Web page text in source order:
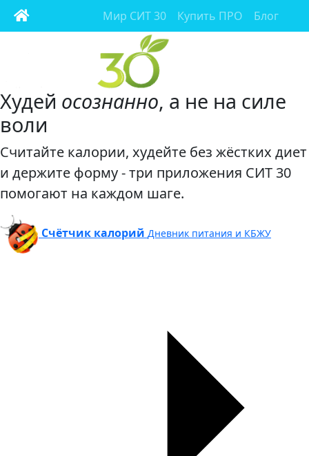
Мир СИТ 30 Купить ПРО Блог
Худей осознанно, а не на силе
воли
Считайте калории, худейте без жёстких диет
и держите форму - три приложения СИТ 30
помогают на каждом шаге.
Счётчик калорий Дневник питания и КБЖУ